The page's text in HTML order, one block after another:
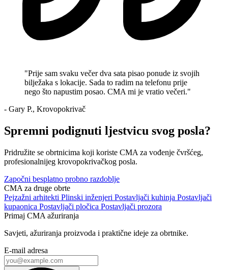
"Prije sam svaku večer dva sata pisao ponude iz svojih
bilježaka s lokacije. Sada to radim na telefonu prije
nego što napustim posao. CMA mi je vratio večeri."
- Gary P., Krovopokrivač
Spremni podignuti ljestvicu svog posla?
Pridružite se obrtnicima koji koriste CMA za vođenje čvršćeg,
profesionalnijeg krovopokrivačkog posla.
Započni besplatno probno razdoblje
CMA za druge obrte
Pejzažni arhitekti Plinski inženjeri Postavljači kuhinja Postavljači
kupaonica Postavljači pločica Postavljači prozora
Primaj CMA ažuriranja
Savjeti, ažuriranja proizvoda i praktične ideje za obrtnike.
E-mail adresa